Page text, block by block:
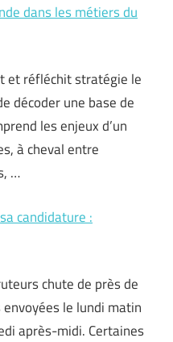
dans les métiers du
et réfléchit stratégie le
décoder une base de
les enjeux d’un
à cheval entre
…
candidature :
chute de près de
le lundi matin
après-midi. Certaines